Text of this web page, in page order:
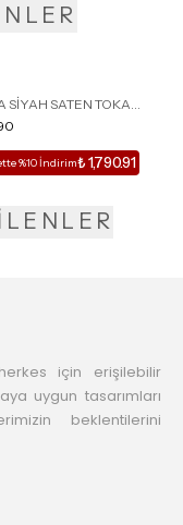
SİYAH SATEN TOKA
BURUN KADIN
TERLİK
%10 İndirim₺ 1,790.91
için erişilebilir
uygun tasarımları
beklentilerini